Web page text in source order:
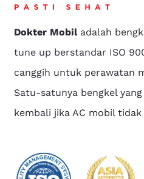
Dokter Mobiladalah
tune up berstandar ISO
canggih untuk perawatan
Satu-satunya bengkel
kembali jika AC mobil